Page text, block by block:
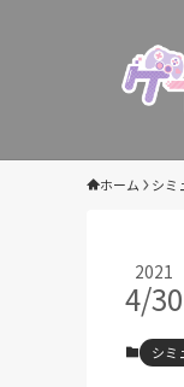
ホーム シミ
2021
4/30
シミ